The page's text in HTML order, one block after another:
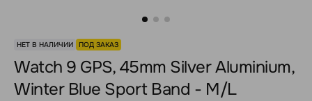
НЕТ В НАЛИЧИИ ПОД ЗАКАЗ
Watch 9 GPS, 45mm Silver Aluminium,
Winter Blue Sport Band - M/L